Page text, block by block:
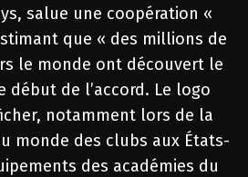
salue une coopération «
que « des millions de
le monde ont découvert le
début de l’accord. Le logo
notamment lors de la
monde des clubs aux États-
des académies du